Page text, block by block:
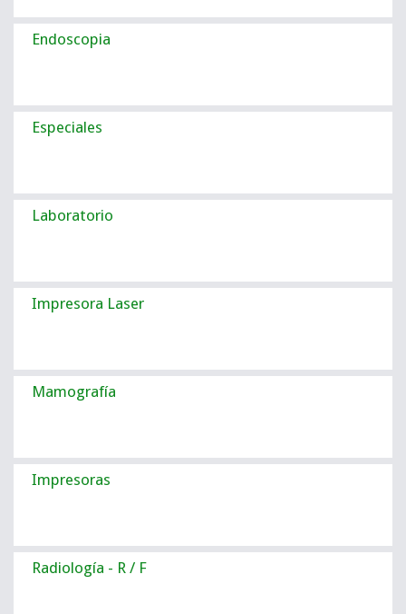
Endoscopia
Especiales
Laboratorio
Impresora Laser
Mamografía
Impresoras
Radiología - R / F